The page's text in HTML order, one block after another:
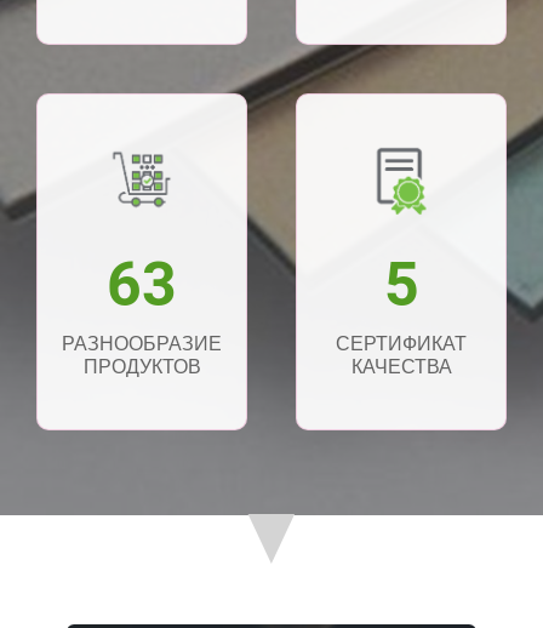
63
РАЗНООБРАЗИЕ
ПРОДУКТОВ
5
СЕРТИФИКАТ
КАЧЕСТВА